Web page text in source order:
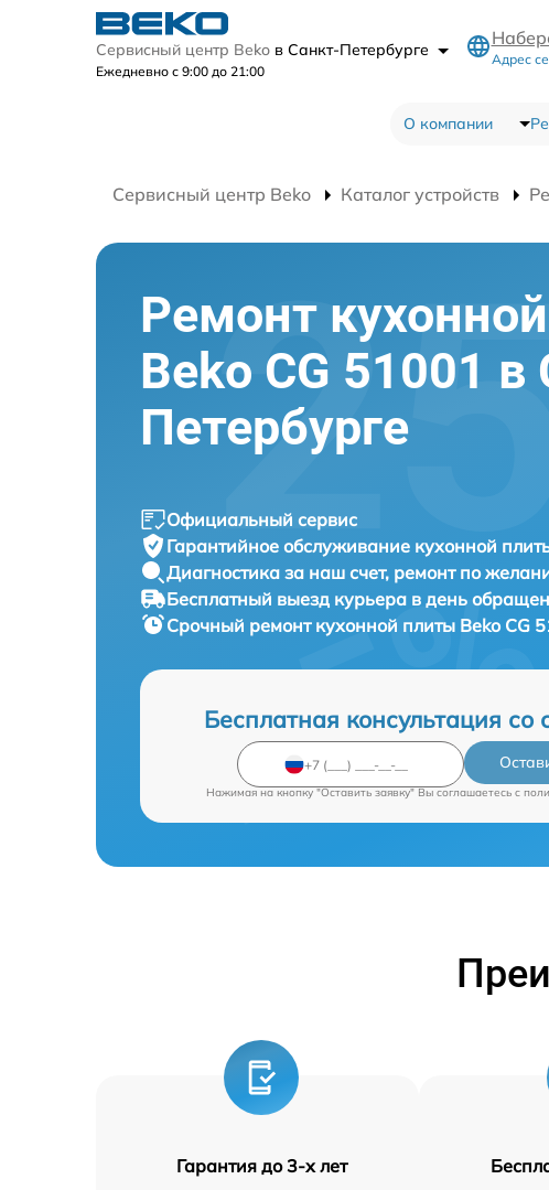
Сервисный центр Beko в Санкт-Петербурге
Ежедневно с 9:00 до 21:00
Адрес
О компании
Сервисный центр Beko Каталог устройств
Ремонт
Beko CG 51001 в
Петербурге
Официальный сервис
Гарантийное обслуживание кухонной
Диагностика за наш счет, ремонт по
Бесплатный выезд курьера в день
Срочный ремонт кухонной плиты Beko CG
Бесплатная консультация со
Нажимая на кнопку "Оставить заявку" Вы соглашаетесь c
Гарантия до 3-х лет